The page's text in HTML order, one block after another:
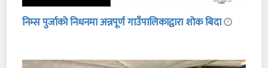
निम्स पुर्जाको निधनमा अन्नपूर्ण गाउँपालिकाद्वारा शोक बिदा